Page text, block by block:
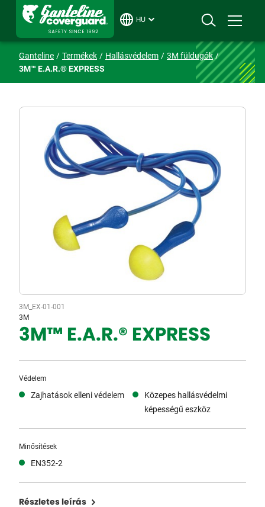
HU
Ganteline Termékek Hallásvédelem
3M füldugók
3M™ E.A.R.® EXPRESS
3M_EX-01-001
3M
3M™ E.A.R.® EXPRESS
Védelem
Zajhatások elleni védelem
Közepes hallásvédelmi
képességű eszköz
Minősítések
EN352-2
Részletes leírás